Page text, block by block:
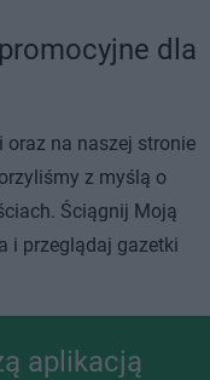
dla
oraz na naszej stronie
z myślą o
Ściągnij Moją
i przeglądaj gazetki
aplikacją